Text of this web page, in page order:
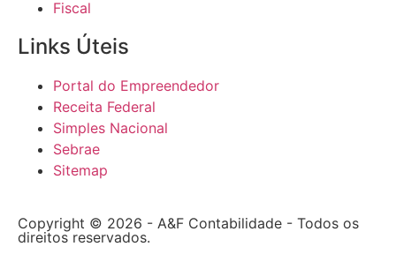
Fiscal
Links Úteis
Portal do Empreendedor
Receita Federal
Simples Nacional
Sebrae
Sitemap
Copyright © 2026 - A&F Contabilidade - Todos os
direitos reservados.